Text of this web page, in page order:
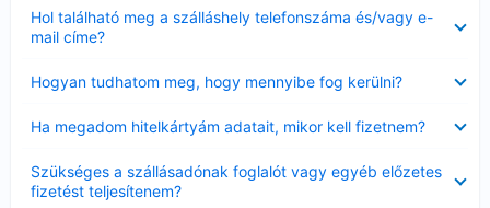
Hol található meg a szálláshely telefonszáma és/vagy e-
mail címe?
Hogyan tudhatom meg, hogy mennyibe fog kerülni?
Ha megadom hitelkártyám adatait, mikor kell fizetnem?
Szükséges a szállásadónak foglalót vagy egyéb előzetes
fizetést teljesítenem?